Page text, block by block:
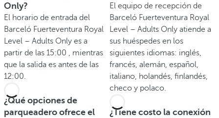
Only?
El horario de entrada del
Barceló Fuerteventura Royal
Level – Adults Only es a
partir de las 15:00 , mientras
que la salida es antes de las
12:00.
¿Qué opciones de
parqueadero ofrece el
El equipo de recepción de
Barceló Fuerteventura Royal
Level – Adults Only atiende a
sus huéspedes en los
siguientes idiomas: inglés,
francés, alemán, español,
italiano, holandés, finlandés,
checo y polaco.
¿Tiene costo la conexión